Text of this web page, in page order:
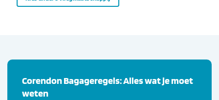
Corendon Bagageregels: Alles wat je moet
weten